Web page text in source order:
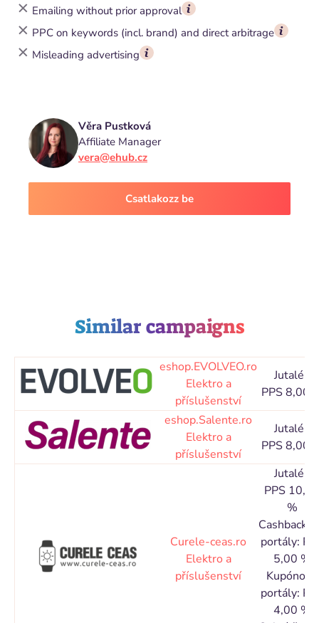
Emailing without prior approval
PPC on keywords (incl. brand) and direct arbitrage
Misleading advertising
Věra Pustková
Affiliate Manager
vera@ehub.cz
Csatlakozz be
Similar campaigns
eshop.EVOLVEO.ro
Elektro a
příslušenství
Jutalék
PPS 8,00
eshop.Salente.ro
Elektro a
příslušenství
Jutalék
PPS 8,00
Curele-ceas.ro
Elektro a
příslušenství
Jutalék
PPS 10,00
%
portály:
5,00 %
Kupónové
portály:
4,00 %